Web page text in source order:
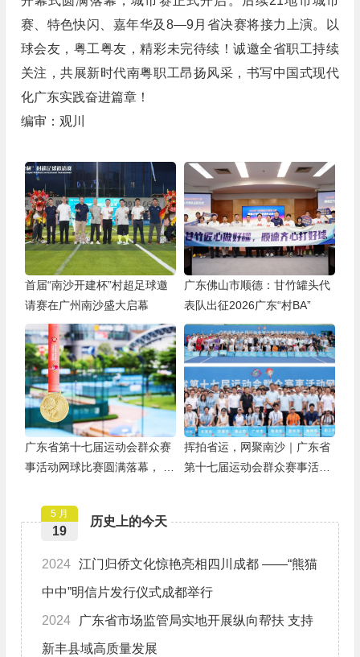
赛、特色快闪、嘉年华及8—9月省决赛将接力上演。以
球会友，粤工粤友，精彩未完待续！诚邀全省职工持续
关注，共展新时代南粤职工昂扬风采，书写中国式现代
化广东实践奋进篇章！
编审：观川
首届“南沙开建杯”村超足球邀
请赛在广州南沙盛大启幕
广东佛山市顺德：甘竹罐头代
表队出征2026广东“村BA”
广东省第十七届运动会群众赛
事活动网球比赛圆满落幕， 四
挥拍省运，网聚南沙｜广东省
第十七届运动会群众赛事活动
历史上的今天
5 月
19
2024 江门归侨文化惊艳亮相四川成都 ——“熊猫
中中”明信片发行仪式成都举行
2024 广东省市场监管局实地开展纵向帮扶 支持
新丰县域高质量发展